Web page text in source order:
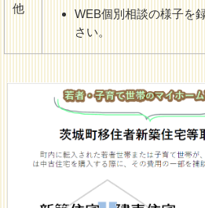
他
WEB個別相談の様子を
さい。